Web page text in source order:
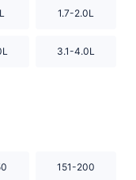
1.7-2.0L
3.1-4.0L
151-200